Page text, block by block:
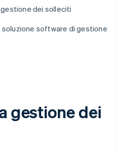
dei solleciti
soluzione software di gestione
gestione dei